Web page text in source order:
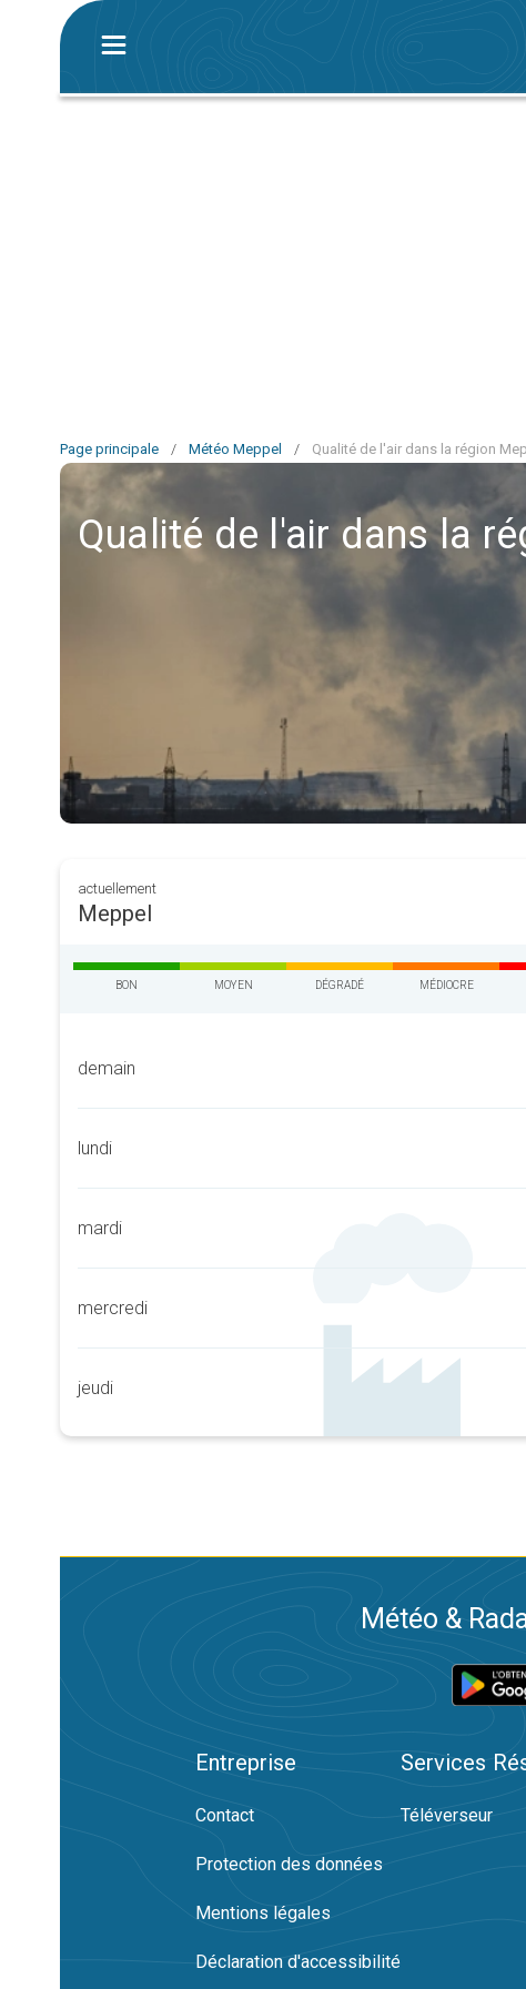
Page principale / Météo Meppel / Qualité de l'air dans la région
Qualité de l'air dans la
actuellement
Meppel
BON MOYEN DÉGRADÉ MÉDIOCRE
demain
lundi
mardi
mercredi
jeudi
Météo &
Entreprise
Contact
Protection des données
Mentions légales
Déclaration d'accessibilité
Services
Téléverseur